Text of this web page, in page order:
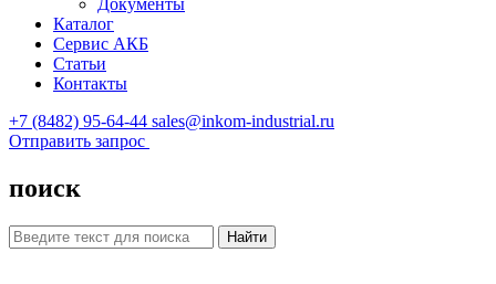
Документы
Каталог
Сервис АКБ
Статьи
Контакты
+7 (8482) 95-64-44 sales@inkom-industrial.ru
Отправить запрос
поиск
Найти